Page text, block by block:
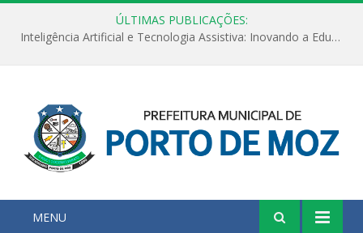
ÚLTIMAS PUBLICAÇÕES:
Inteligência Artificial e Tecnologia Assistiva: Inovando a Educação Especial e Inclusiva
MENU